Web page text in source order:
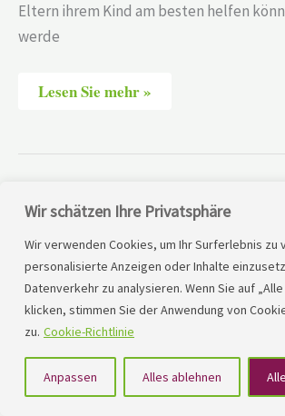
Wir schätzen Ihre Privatsphäre
Wir verwenden Cookies, um Ihr Surferlebnis zu
personalisierte Anzeigen oder Inhalte
Datenverkehr zu analysieren. Wenn Sie auf
klicken, stimmen Sie der Anwendung von
zu. Cookie-Richtlinie
Anpassen Alles ablehnen
Eltern ihrem Kind am besten helfen
werde
Lesen Sie mehr »
Europa-Schule Kairo –
LRS/Legasthenie/
Auf dieser Seite möchte ich Euch
Europa-
Schule
–
Ägypten
|
LRS/Legasthenie/Dyskalkulie